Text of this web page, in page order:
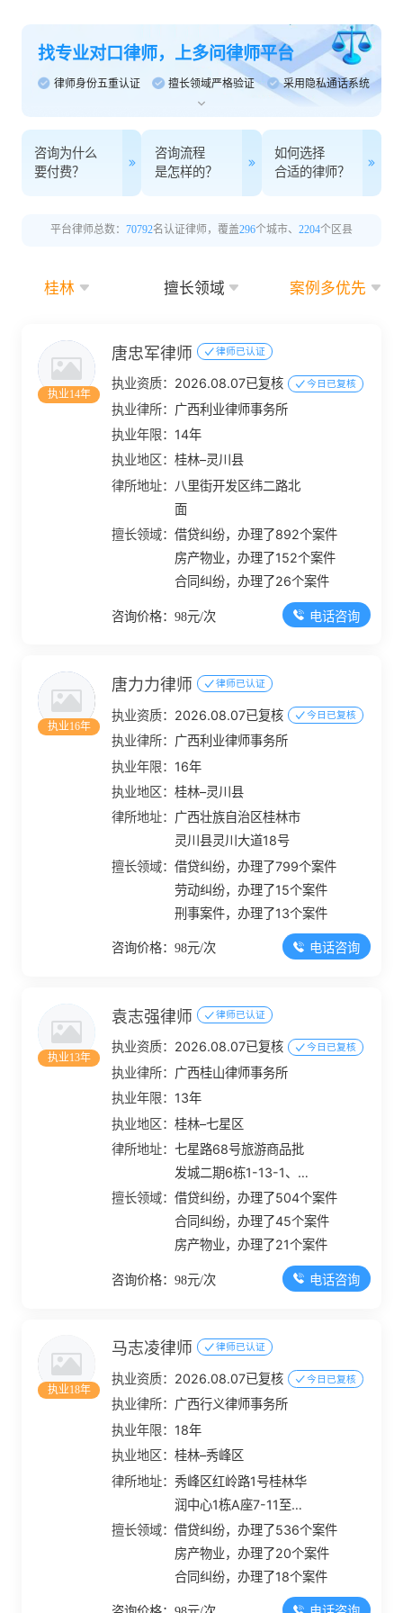
找专业对口律师，上多问律师平台
律师身份五重认证 擅长领域严格验证 采用隐私通话系统
咨询为什么
要付费？
咨询流程
是怎样的？
如何选择
合适的律师？
平台律师总数： 70792名认证律师，覆盖296个城市、 2204个区县
桂林 擅长领域 案例多优先
执业14年
唐忠军律师 律师已认证
执业资质： 2026.08.07已复核 今日已复核
执业律所： 广西利业律师事务所
执业年限： 14年
执业地区：桂林–灵川县
律所地址： 八里街开发区纬二路北
面
擅长领域：借贷纠纷，办理了892个案件
房产物业，办理了152个案件
合同纠纷，办理了26个案件
咨询价格：98元/次 电话咨询
执业16年
唐力力律师 律师已认证
执业资质： 2026.08.07已复核 今日已复核
执业律所： 广西利业律师事务所
执业年限： 16年
执业地区：桂林–灵川县
律所地址： 广西壮族自治区桂林市
灵川县灵川大道18号
擅长领域：借贷纠纷，办理了799个案件
劳动纠纷，办理了15个案件
刑事案件，办理了13个案件
咨询价格：98元/次 电话咨询
执业13年
袁志强律师 律师已认证
执业资质： 2026.08.07已复核 今日已复核
执业律所： 广西桂山律师事务所
执业年限： 13年
执业地区：桂林–七星区
律所地址：七星路68号旅游商品批
发城二期6栋1-13-1、
1-13-2
擅长领域：借贷纠纷，办理了504个案件
合同纠纷，办理了45个案件
房产物业，办理了21个案件
咨询价格：98元/次 电话咨询
执业18年
马志凌律师 律师已认证
执业资质： 2026.08.07已复核 今日已复核
执业律所： 广西行义律师事务所
执业年限： 18年
执业地区：桂林–秀峰区
律所地址：秀峰区红岭路1号桂林华
润中心1栋A座7-11至7-
19号
擅长领域：借贷纠纷，办理了536个案件
房产物业，办理了20个案件
合同纠纷，办理了18个案件